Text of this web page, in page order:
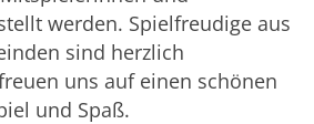
werden. Spielfreudige aus
sind herzlich
uns auf einen schönen
und Spaß.